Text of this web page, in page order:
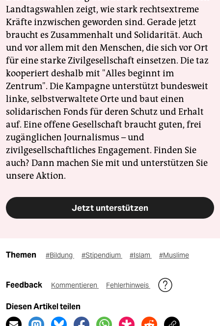
Landtagswahlen zeigt, wie stark rechtsextreme
Kräfte inzwischen geworden sind. Gerade jetzt
braucht es Zusammenhalt und Solidarität. Auch
und vor allem mit den Menschen, die sich vor Ort
für eine starke Zivilgesellschaft einsetzen. Die taz
kooperiert deshalb mit "Alles beginnt im
Zentrum". Die Kampagne unterstützt bundesweit
linke, selbstverwaltete Orte und baut einen
solidarischen Fonds für deren Schutz und Erhalt
auf. Eine offene Gesellschaft braucht guten, frei
zugänglichen Journalismus – und
zivilgesellschaftliches Engagement. Finden Sie
auch? Dann machen Sie mit und unterstützen Sie
unsere Aktion.
Jetzt unterstützen
Themen #Bildung #Stipendium #Islam #Muslime
Feedback Kommentieren Fehlerhinweis
Diesen Artikel teilen